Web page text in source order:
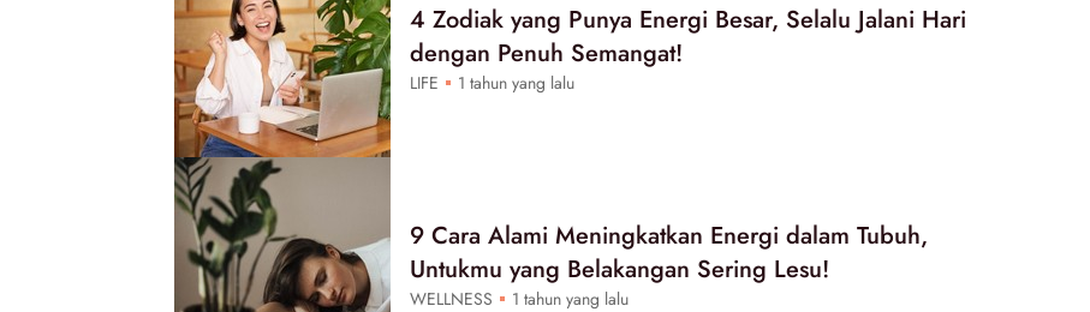
4 Zodiak yang Punya Energi Besar, Selalu Jalani Hari
dengan Penuh Semangat!
LIFE 1 tahun yang lalu
9 Cara Alami Meningkatkan Energi dalam Tubuh,
Untukmu yang Belakangan Sering Lesu!
WELLNESS 1 tahun yang lalu